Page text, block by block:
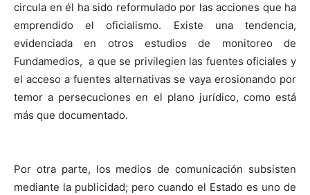
circula en él ha sido reformulado por las acciones que ha
emprendido el oficialismo. Existe una tendencia,
evidenciada en otros estudios de monitoreo de
Fundamedios, a que se privilegien las fuentes oficiales y
el acceso a fuentes alternativas se vaya erosionando por
temor a persecuciones en el plano jurídico, como está
más que documentado.
Por otra parte, los medios de comunicación subsisten
mediante la publicidad; pero cuando el Estado es uno de